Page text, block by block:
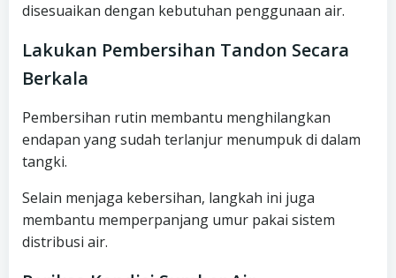
disesuaikan dengan kebutuhan penggunaan air.
Lakukan Pembersihan Tandon Secara
Berkala
Pembersihan rutin membantu menghilangkan
endapan yang sudah terlanjur menumpuk di dalam
tangki.
Selain menjaga kebersihan, langkah ini juga
membantu memperpanjang umur pakai sistem
distribusi air.